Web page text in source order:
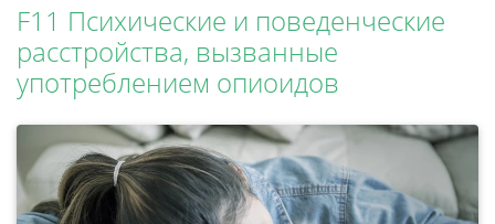
F11 Психические и поведенческие
расстройства, вызванные
употреблением опиоидов